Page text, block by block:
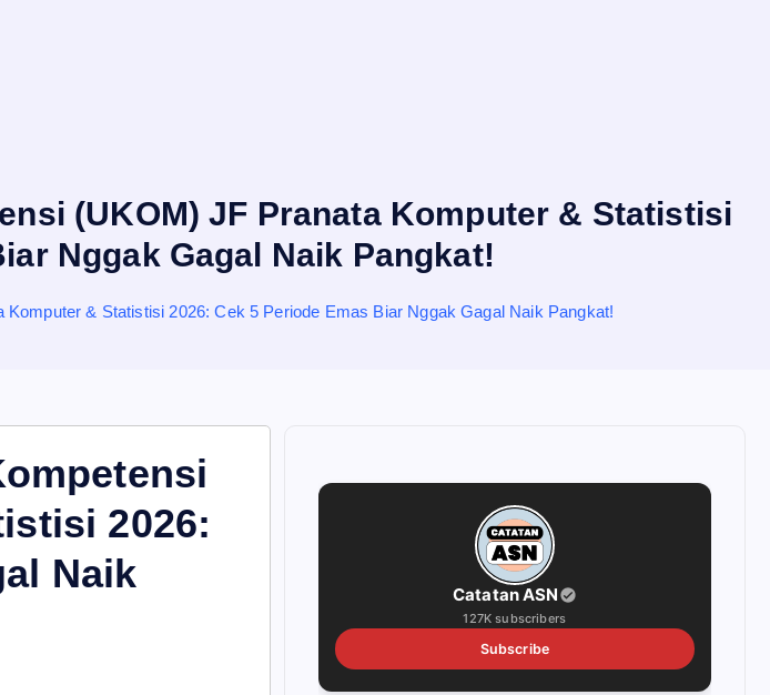
(UKOM) JF Pranata Komputer & Statistisi
Nggak Gagal Naik Pangkat!
& Statistisi 2026: Cek 5 Periode Emas Biar Nggak Gagal Naik Pangkat!
2026:
Naik
Catatan ASN
127K subscribers
Subscribe